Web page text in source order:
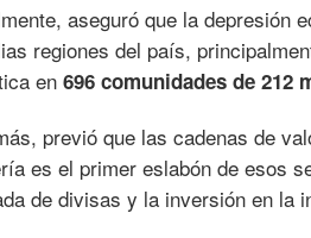
aseguró que la depresión
regiones del país,
en 696 comunidades de 212
previó que las cadenas de
es el primer eslabón de esos
de divisas y la inversión en la